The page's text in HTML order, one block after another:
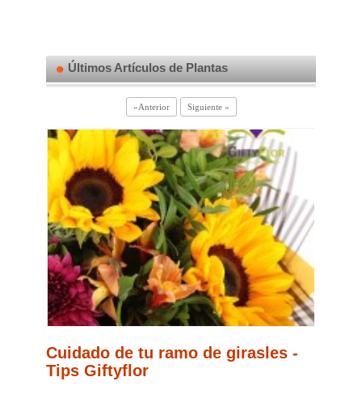
Últimos Artículos de Plantas
«Anterior Siguiente »
Cuidado de tu ramo de girasles -
Tips Giftyflor